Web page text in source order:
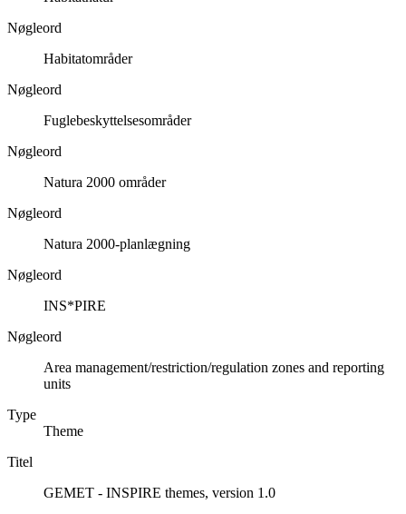
Nøgleord
Habitatområder
Nøgleord
Fuglebeskyttelsesområder
Nøgleord
Natura 2000 områder
Nøgleord
Natura 2000-planlægning
Nøgleord
INS*PIRE
Nøgleord
Area management/restriction/regulation zones and reporting
units
Type
Theme
Titel
GEMET - INSPIRE themes, version 1.0